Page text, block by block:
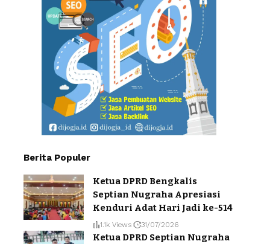
Berita Populer
Ketua DPRD Bengkalis
Septian Nugraha Apresiasi
Kenduri Adat Hari Jadi ke-514
1.1k Views 31/07/2026
Ketua DPRD Septian Nugraha